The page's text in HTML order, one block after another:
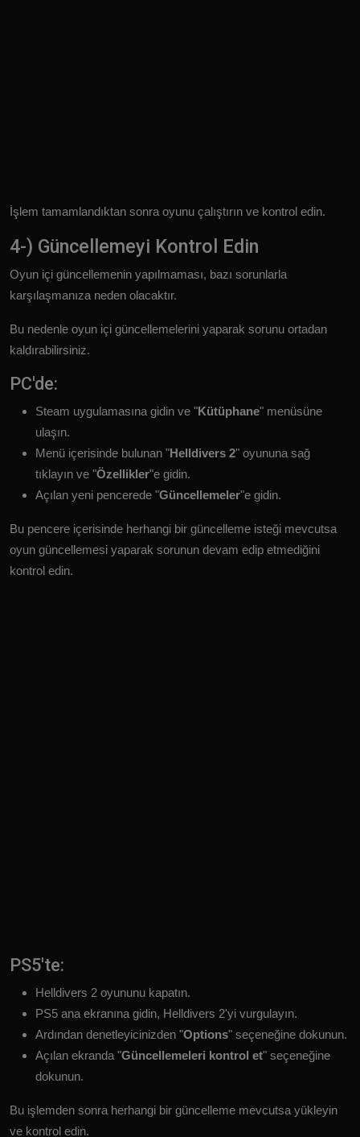
İşlem tamamlandıktan sonra oyunu çalıştırın ve kontrol edin.
4-) Güncellemeyi Kontrol Edin
Oyun içi güncellemenin yapılmaması, bazı sorunlarla
karşılaşmanıza neden olacaktır.
Bu nedenle oyun içi güncellemelerini yaparak sorunu ortadan
kaldırabilirsiniz.
PC'de:
Steam uygulamasına gidin ve "Kütüphane" menüsüne
ulaşın.
Menü içerisinde bulunan "Helldivers 2" oyununa sağ
tıklayın ve "Özellikler"e gidin.
Açılan yeni pencerede "Güncellemeler"e gidin.
Bu pencere içerisinde herhangi bir güncelleme isteği mevcutsa
oyun güncellemesi yaparak sorunun devam edip etmediğini
kontrol edin.
PS5'te:
Helldivers 2 oyununu kapatın.
PS5 ana ekranına gidin, Helldivers 2'yi vurgulayın.
Ardından denetleyicinizden "Options" seçeneğine dokunun.
Açılan ekranda "Güncellemeleri kontrol et" seçeneğine
dokunun.
Bu işlemden sonra herhangi bir güncelleme mevcutsa yükleyin
ve kontrol edin.